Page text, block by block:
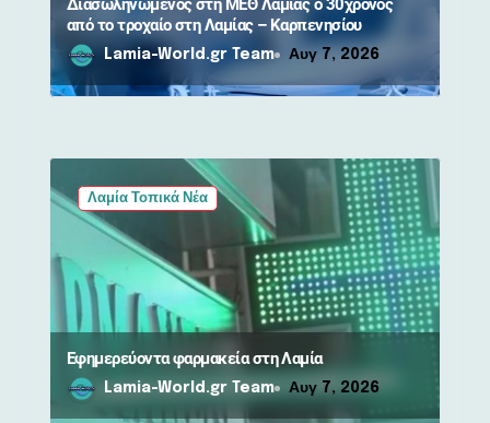
Διασωληνωμένος στη ΜΕΘ Λαμίας ο 30χρονος
από το τροχαίο στη Λαμίας – Καρπενησίου
Lamia-World.gr Team Αυγ 7, 2026
Λαμία Τοπικά Νέα
Εφημερεύοντα φαρμακεία στη Λαμία
Lamia-World.gr Team Αυγ 7, 2026